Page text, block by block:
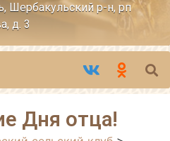
Шербакульский р-н, рп
д. 3
Дня отца!